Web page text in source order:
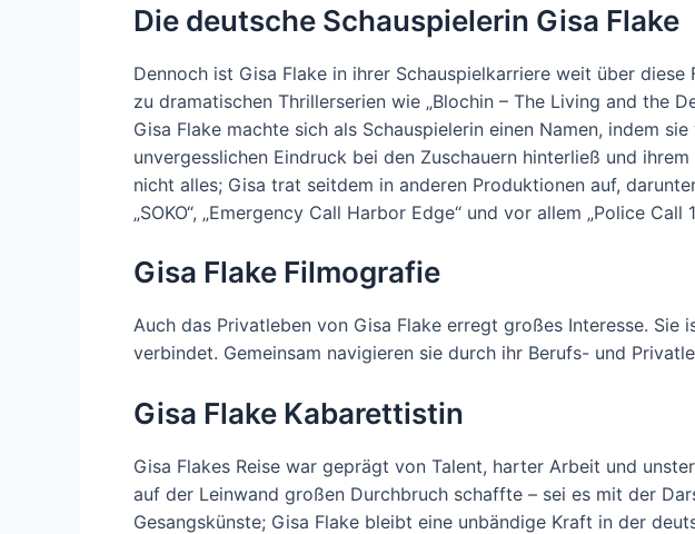
Die deutsche Schauspielerin Gisa Flake
Dennoch ist Gisa Flake in ihrer Schauspielkarriere weit über
zu dramatischen Thrillerserien wie „Blochin – The Living and the
Gisa Flake machte sich als Schauspielerin einen Namen, indem
unvergesslichen Eindruck bei den Zuschauern hinterließ und
nicht alles; Gisa trat seitdem in anderen Produktionen auf, darunter
„SOKO“, „Emergency Call Harbor Edge“ und vor allem „Police Call
Gisa Flake Filmografie
Auch das Privatleben von Gisa Flake erregt großes Interesse.
verbindet. Gemeinsam navigieren sie durch ihr Berufs- und
Gisa Flake Kabarettistin
Gisa Flakes Reise war geprägt von Talent, harter Arbeit und
auf der Leinwand großen Durchbruch schaffte – sei es mit der
Gesangskünste; Gisa Flake bleibt eine unbändige Kraft in der